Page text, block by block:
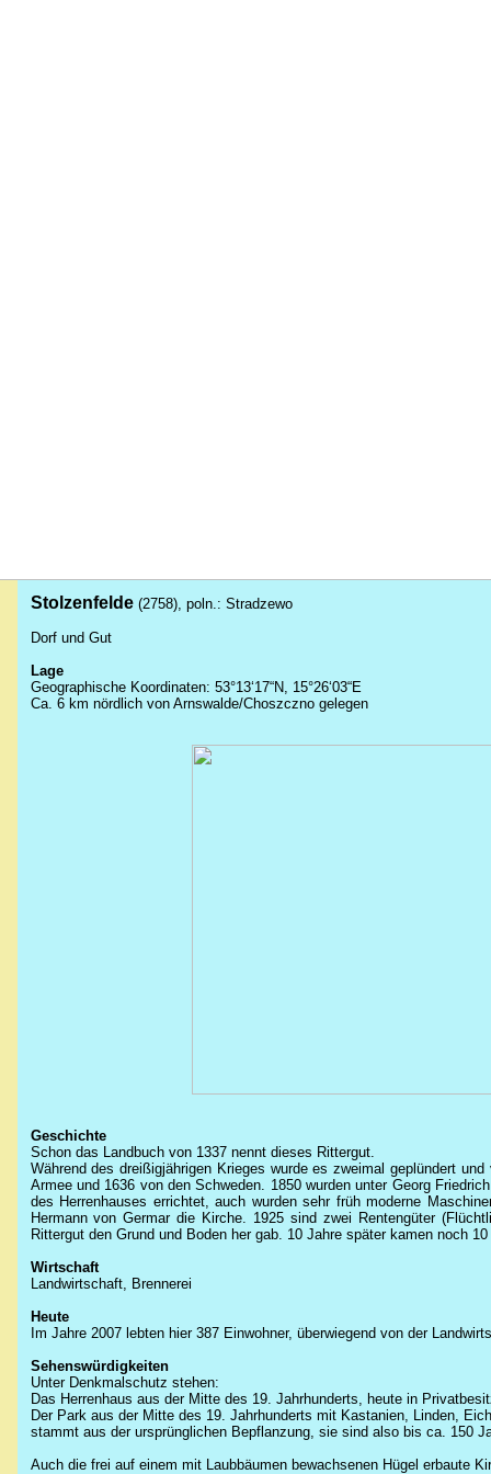
Stolzenfelde(2758), poln.: Stradzewo
Dorf und Gut
Lage
Geographische Koordinaten: 53°13‘17“N, 15°26‘03“E
Ca. 6 km nördlich von Arnswalde/Choszczno gelegen
Geschichte
Schon das Landbuch von 1337 nennt dieses Rittergut.
Während des dreißigjährigen Krieges wurde es zweimal geplündert
Armee und 1636 von den Schweden. 1850 wurden unter Georg
des Herrenhauses errichtet, auch wurden sehr früh moderne
Hermann von Germar die Kirche. 1925 sind zwei Rentengüter
Rittergut den Grund und Boden her gab. 10 Jahre später kamen noch
Wirtschaft
Landwirtschaft, Brennerei
Heute
Im Jahre 2007 lebten hier 387 Einwohner, überwiegend von der
Sehenswürdigkeiten
Unter Denkmalschutz stehen:
Das Herrenhaus aus der Mitte des 19. Jahrhunderts, heute in
Der Park aus der Mitte des 19. Jahrhunderts mit Kastanien, Linden,
stammt aus der ursprünglichen Bepflanzung, sie sind also bis ca. 150
Auch die frei auf einem mit Laubbäumen bewachsenen Hügel erbaute